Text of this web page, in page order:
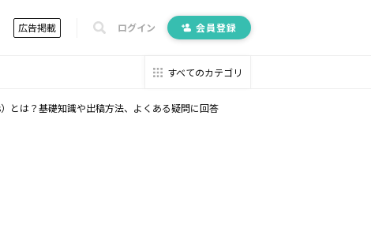
広告掲載 ログイン 会員登録
すべてのカテゴリ
とは？基礎知識や出稿方法、よくある疑問に回答